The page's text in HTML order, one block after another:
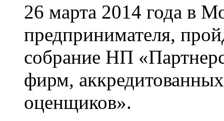
26 марта 2014 года в
предпринимателя,
собрание НП «
фирм,
оценщиков».